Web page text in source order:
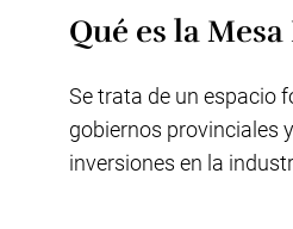
Qué es la
Se trata de un espacio
gobiernos provinciales
inversiones en la